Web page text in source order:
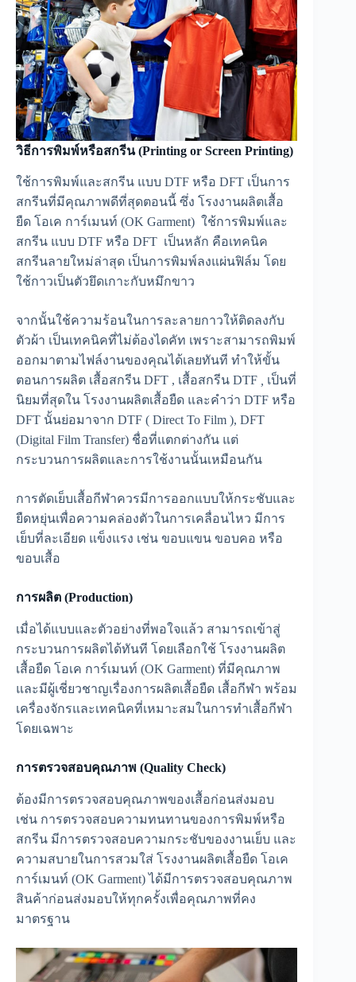
วิธีการพิมพ์หรือสกรีน (Printing or Screen Printing)
ใช้การพิมพ์และสกรีน แบบ DTF หรือ DFT เป็นการ
สกรีนที่มีคุณภาพดีที่สุดตอนนี้ ซึ่ง โรงงานผลิตเสื้อ
ยืด โอเค การ์เมนท์ (OK Garment) ใช้การพิมพ์และ
สกรีน แบบ DTF หรือ DFT เป็นหลัก คือเทคนิค
สกรีนลายใหม่ล่าสุด เป็นการพิมพ์ลงแผ่นฟิล์ม โดย
ใช้กาวเป็นตัวยึดเกาะกับหมึกขาว
จากนั้นใช้ความร้อนในการละลายกาวให้ติดลงกับ
ตัวผ้า เป็นเทคนิคที่ไม่ต้องไดคัท เพราะสามารถพิมพ์
ออกมาตามไฟล์งานของคุณได้เลยทันที ทำให้ขั้น
ตอนการผลิต เสื้อสกรีน DFT , เสื้อสกรีน DTF , เป็นที่
นิยมที่สุดใน โรงงานผลิตเสื้อยืด และคำว่า DTF หรือ
DFT นั้นย่อมาจาก DTF ( Direct To Film ), DFT
(Digital Film Transfer) ชื่อที่แตกต่างกัน แต่
กระบวนการผลิตและการใช้งานนั้นเหมือนกัน
การตัดเย็บเสื้อกีฬาควรมีการออกแบบให้กระชับและ
ยืดหยุ่นเพื่อความคล่องตัวในการเคลื่อนไหว มีการ
เย็บที่ละเอียด แข็งแรง เช่น ขอบแขน ขอบคอ หรือ
ขอบเสื้อ
การผลิต (Production)
เมื่อได้แบบและตัวอย่างที่พอใจแล้ว สามารถเข้าสู่
กระบวนการผลิตได้ทันที โดยเลือกใช้ โรงงานผลิต
เสื้อยืด โอเค การ์เมนท์ (OK Garment) ที่มีคุณภาพ
และมีผู้เชี่ยวชาญเรื่องการผลิตเสื้อยืด เสื้อกีฬา พร้อม
เครื่องจักรและเทคนิคที่เหมาะสมในการทำเสื้อกีฬา
โดยเฉพาะ
การตรวจสอบคุณภาพ (Quality Check)
ต้องมีการตรวจสอบคุณภาพของเสื้อก่อนส่งมอบ
เช่น การตรวจสอบความทนทานของการพิมพ์หรือ
สกรีน มีการตรวจสอบความกระชับของงานเย็บ และ
ความสบายในการสวมใส่ โรงงานผลิตเสื้อยืด โอเค
การ์เมนท์ (OK Garment) ได้มีการตรวจสอบคุณภาพ
สินค้าก่อนส่งมอบให้ทุกครั้งเพื่อคุณภาพที่คง
มาตรฐาน